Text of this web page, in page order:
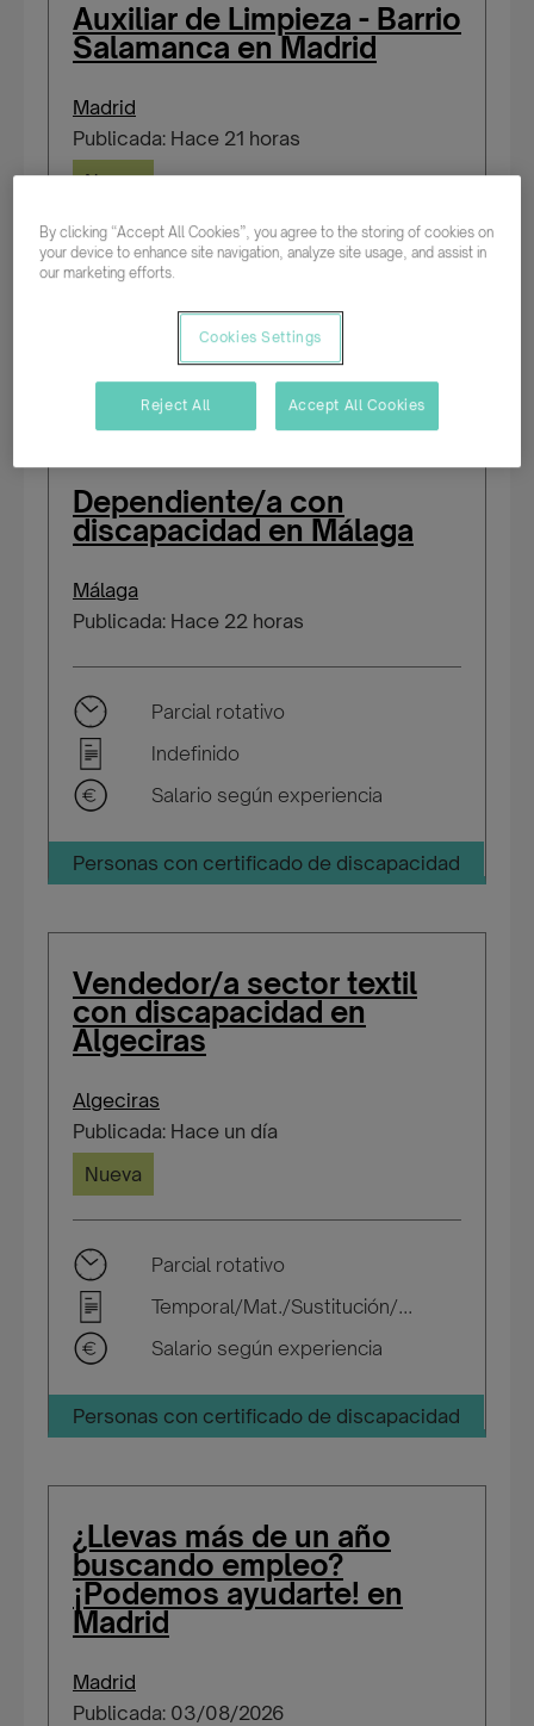
Auxiliar de Limpieza - Barrio
Salamanca en Madrid
Madrid
Publicada: Hace 21 horas
Nueva
Parcial rotativo
Temporal/Mat./Sustitución/...
Dependiente/a con
discapacidad en Málaga
Málaga
Publicada: Hace 22 horas
Parcial rotativo
Indefinido
Salario según experiencia
Personas con certificado de discapacidad
Vendedor/a sector textil
con discapacidad en
Algeciras
Algeciras
Publicada: Hace un día
Nueva
Parcial rotativo
Temporal/Mat./Sustitución/...
Salario según experiencia
Personas con certificado de discapacidad
¿Llevas más de un año
buscando empleo?
¡Podemos ayudarte! en
Madrid
Madrid
Publicada: 03/08/2026
By clicking “Accept All Cookies”, you agree to the storing of cookies on
your device to enhance site navigation, analyze site usage, and assist in
our marketing efforts.
Cookies Settings
Reject All Accept All Cookies